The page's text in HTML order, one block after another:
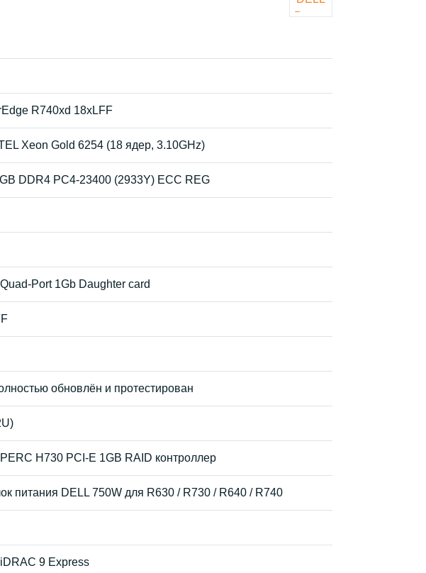
R740xd 18xLFF
Xeon Gold 6254 (18 ядер, 3.10GHz)
DDR4 PC4-23400 (2933Y) ECC REG
Port 1Gb Daughter card
обновлён и протестирован
H730 PCI-E 1GB RAID контроллер
питания DELL 750W для R630 / R730 / R640 / R740
9 Express